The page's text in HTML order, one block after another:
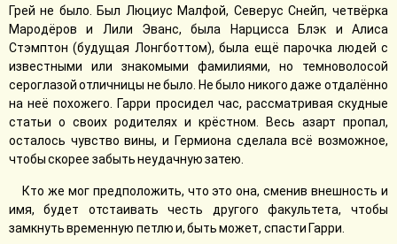
Грей не было. Был Люциус Малфой, Северус Снейп, четвёрка
Мародёров и Лили Эванс, была Нарцисса Блэк и Алиса
Стэмптон (будущая Лонгботтом), была ещё парочка людей с
известными или знакомыми фамилиями, но темноволосой
сероглазой отличницы не было. Не было никого даже отдалённо
на неё похожего. Гарри просидел час, рассматривая скудные
статьи о своих родителях и крёстном. Весь азарт пропал,
осталось чувство вины, и Гермиона сделала всё возможное,
чтобы скорее забыть неудачную затею.
Кто же мог предположить, что это она, сменив внешность и
имя, будет отстаивать честь другого факультета, чтобы
замкнуть временную петлю и, быть может, спасти Гарри.